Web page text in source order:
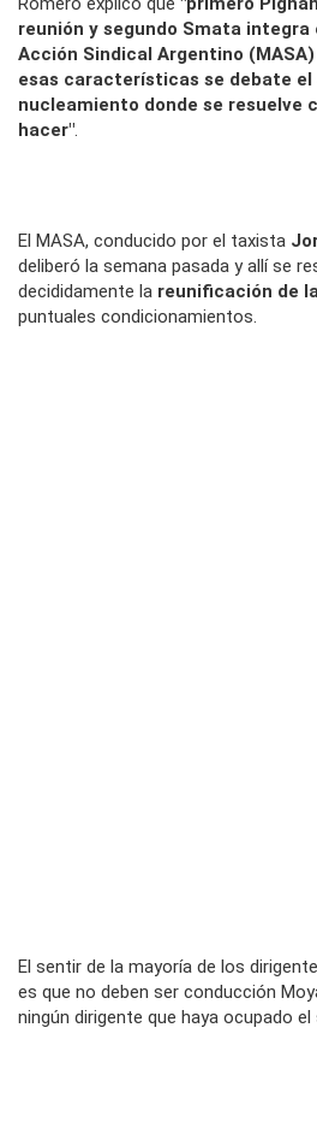
reunión y segundo Smata integra
Acción Sindical Argentino
esas características se debate el
nucleamiento donde se resuelve
hacer"
El MASA, conducido por el taxista
deliberó la semana pasada y allí se
decididamente la reunificación de
puntuales condicionamientos.
El sentir de la mayoría de los
es que no deben ser conducción
ningún dirigente que haya ocupado el